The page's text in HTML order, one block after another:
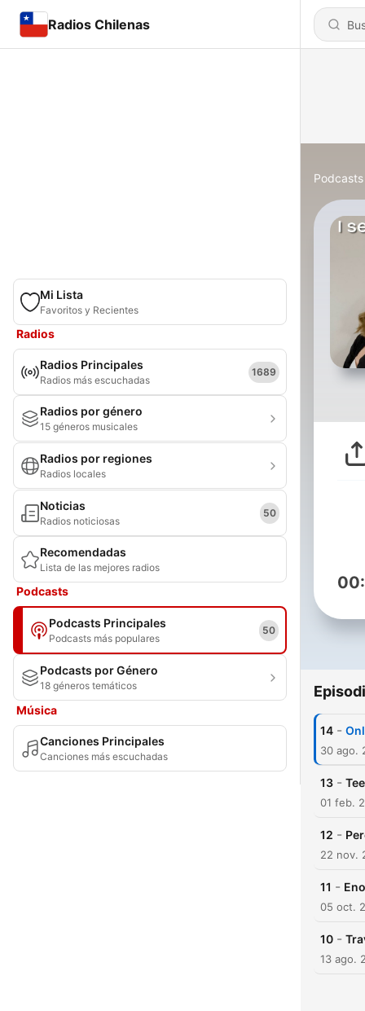
Radios Chilenas
Mi Lista
Favoritos y Recientes
Radios
Radios Principales
Radios más escuchadas
1689
Radios por género
15 géneros musicales
Radios por regiones
Radios locales
Noticias
Radios noticiosas
50
Recomendadas
Lista de las mejores radios
Podcasts
Podcasts Principales
Podcasts más populares
50
Podcasts por Género
18 géneros temáticos
Música
Canciones Principales
Canciones más escuchadas
Podcasts
14 -
30 ago.
13 -
01 feb.
12 -
22 nov.
11 -
05 oct.
10 -
13 ago.